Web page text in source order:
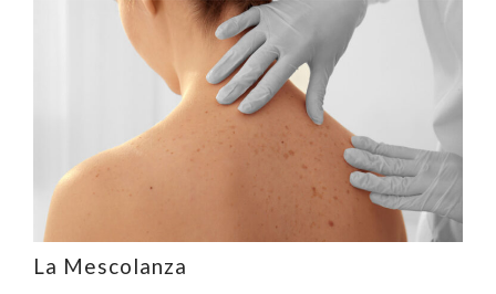
La Mescolanza